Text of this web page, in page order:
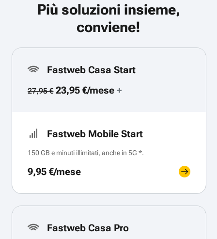
Più soluzioni insieme,
conviene!
Fastweb Casa Start
27,95 €23,95 €/mese+
Fastweb Mobile Start
150 GB e minuti illimitati, anche in 5G *.
9,95 €/mese
Fastweb Casa Pro